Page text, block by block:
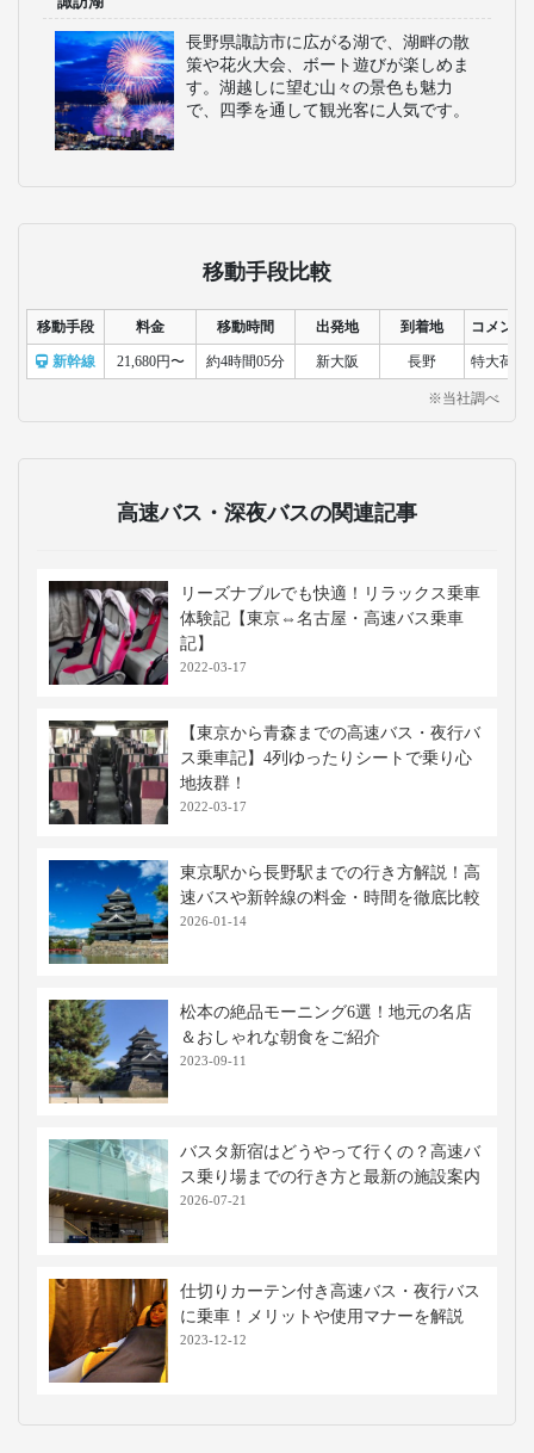
長野県諏訪市に広がる湖で、湖畔の散
策や花火大会、ボート遊びが楽しめま
す。湖越しに望む山々の景色も魅力
で、四季を通して観光客に人気です。
移動手段比較
移動手段 料金 移動時間 出発地 到着地 コメント
新幹線 21,680円〜 約4時間05分 新大阪 長野 特大荷物
※当社調べ
高速バス・深夜バスの関連記事
リーズナブルでも快適！リラックス乗車
体験記【東京⇔名古屋・高速バス乗車
記】
2022-03-17
【東京から青森までの高速バス・夜行バ
ス乗車記】4列ゆったりシートで乗り心
地抜群！
2022-03-17
東京駅から長野駅までの行き方解説！高
速バスや新幹線の料金・時間を徹底比較
2026-01-14
松本の絶品モーニング6選！地元の名店
＆おしゃれな朝食をご紹介
2023-09-11
バスタ新宿はどうやって行くの？高速バ
ス乗り場までの行き方と最新の施設案内
2026-07-21
仕切りカーテン付き高速バス・夜行バス
に乗車！メリットや使用マナーを解説
2023-12-12